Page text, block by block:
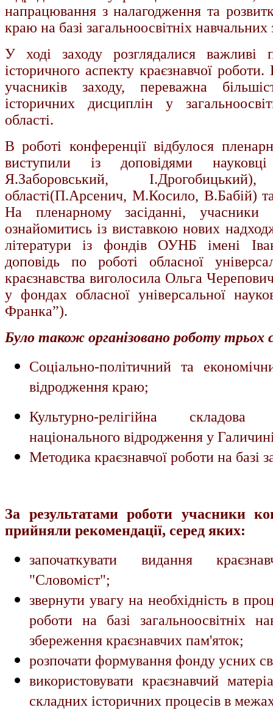
напрацювання з налагодження та
краю на базі загальноосвітніх навчальних
У ході заходу розглядалися важливі
історичного аспекту краєзнавчої
учасників заходу, переважна
історичних дисциплін у
області.
В роботі конференції відбулося
виступили із доповідями
Я.Заборовський,
області(П.Арсенич, М.Косило, В.Бабій) та
На пленарному засіданні, учасники
ознайомитись із виставкою нових
літератури із фондів ОУНБ імені
доповідь по роботі обласної
краєзнавства виголосила Ольга
у фондах обласної універсальної
Франка”).
Було також організовано роботу трьох
Соціально-політичний та
відродження краю;
Культурно-релігійна
національного відродження у
Методика краєзнавчої роботи на базі
За результатами роботи учасники
прийняли рекомендації, серед яких:
започаткувати видання
"Словоміст";
звернути увагу на необхідність в
роботи на базі загальноосвітніх
збереження краєзнавчих пам'яток;
розпочати формування фонду усних
використовувати краєзнавчий
складних історичних процесів в